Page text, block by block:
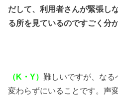
だして、利用者さんが緊張し
る所を見ているのですごく分
（K・Y）難しいですが、なる
変わらずにいることです。声